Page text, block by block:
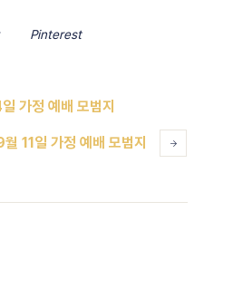
Pinterest
가정 예배 모범지
11일 가정 예배 모범지